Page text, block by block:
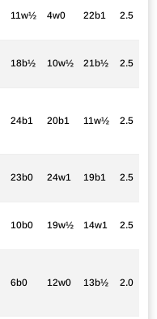
11w½ 4w0 22b1 2.5
18b½ 10w½ 21b½ 2.5
24b1 20b1 11w½ 2.5
23b0 24w1 19b1 2.5
10b0 19w½ 14w1 2.5
6b0 12w0 13b½ 2.0